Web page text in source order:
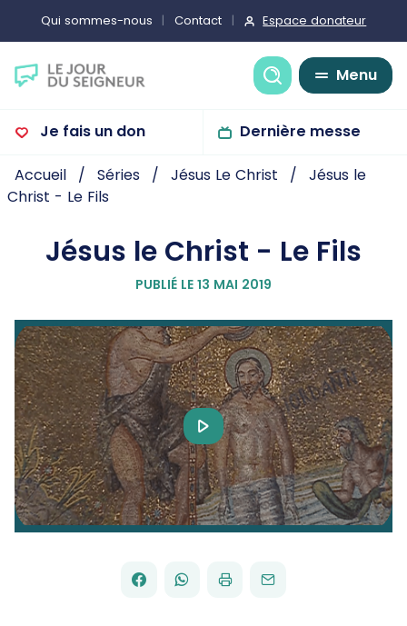
Qui sommes-nous Contact Espace donateur
Recherche
Menu
Je fais un don Dernière messe
Accueil Séries Jésus Le Christ
Jésus le
Christ - Le Fils
Jésus le Christ - Le Fils
PUBLIÉ LE 13 MAI 2019
Play
Video
PARTAGER
FACEBOOK
PARTAGER
WHATSAPP
IMPRIMERENVOYER
PAR
EMAIL